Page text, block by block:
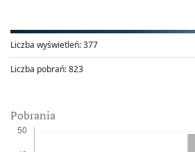
Liczba wyświetleń:377
Liczba pobrań:823
Pobrania